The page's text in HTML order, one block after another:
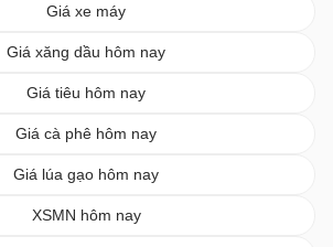
Giá xe máy
Giá xăng dầu hôm nay
Giá tiêu hôm nay
Giá cà phê hôm nay
Giá lúa gạo hôm nay
XSMN hôm nay